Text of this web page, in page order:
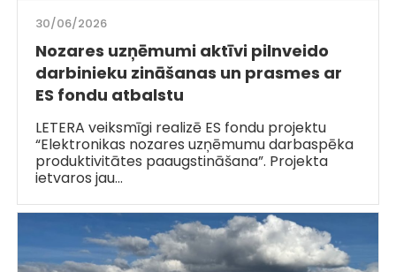
30/06/2026
Nozares uzņēmumi aktīvi pilnveido
darbinieku zināšanas un prasmes ar
ES fondu atbalstu
LETERA veiksmīgi realizē ES fondu projektu
“Elektronikas nozares uzņēmumu darbaspēka
produktivitātes paaugstināšana”. Projekta
ietvaros jau…